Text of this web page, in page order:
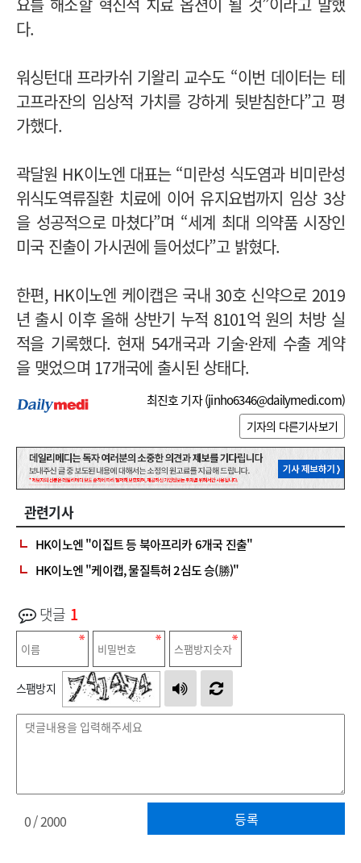
다.
워싱턴대 프라카쉬 기왈리 교수도 “이번 데이터는 테
고프라잔의 임상적 가치를 강하게 뒷받침한다”고 평
가했다.
곽달원 HK이노엔 대표는 “미란성 식도염과 비미란성
위식도역류질환 치료에 이어 유지요법까지 임상 3상
을 성공적으로 마쳤다”며 “세계 최대 의약품 시장인
미국 진출이 가시권에 들어섰다”고 밝혔다.
한편, HK이노엔 케이캡은 국내 30호 신약으로 2019
년 출시 이후 올해 상반기 누적 8101억 원의 처방 실
적을 기록했다. 현재 54개국과 기술·완제 수출 계약
을 맺었으며 17개국에 출시된 상태다.
최진호 기자 (jinho6346@dailymedi.com)
기자의 다른기사보기
관련기사
HK이노엔 "이집트 등 북아프리카 6개국 진출"
HK이노엔 "케이캡, 물질특허 2심도 승(勝)"
댓글 1
스팸방지
등록
0/ 2000